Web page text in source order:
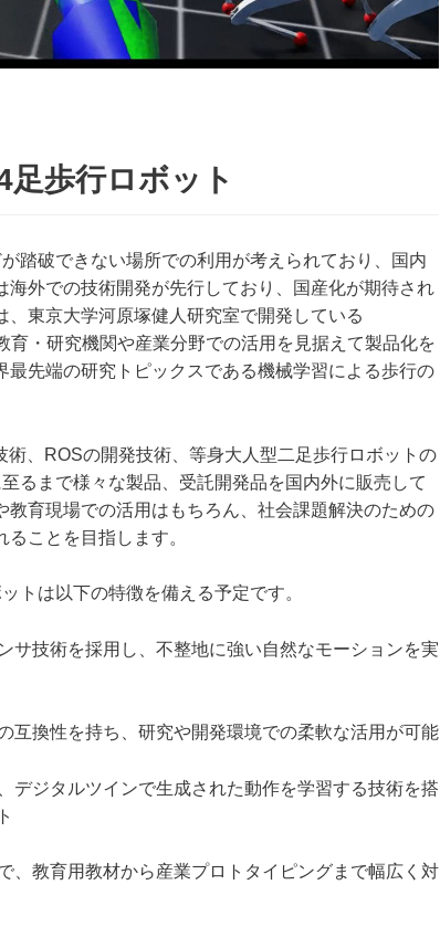
歩行ロボット
踏破できない場所での利用が考えられており、国内
外での技術開発が先行しており、国産化が期待され
東京大学河原塚健人研究室で開発している
・研究機関や産業分野での活用を見据えて製品化を
先端の研究トピックスである機械学習による歩行の
、ROSの開発技術、等身大人型二足歩行ロボットの
るまで様々な製品、受託開発品を国内外に販売して
育現場での活用はもちろん、社会課題解決のための
ことを目指します。
トは以下の特徴を備える予定です。
サ技術を採用し、不整地に強い自然なモーションを実
互換性を持ち、研究や開発環境での柔軟な活用が可能
デジタルツインで生成された動作を学習する技術を搭
、教育用教材から産業プロトタイピングまで幅広く対